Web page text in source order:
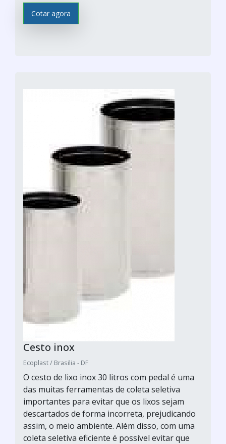
Cotar agora
Cesto inox
Ecoplast / Brasilia - DF
O cesto de lixo inox 30 litros com pedal é uma
das muitas ferramentas de coleta seletiva
importantes para evitar que os lixos sejam
descartados de forma incorreta, prejudicando
assim, o meio ambiente. Além disso, com uma
coleta seletiva eficiente é possível evitar que